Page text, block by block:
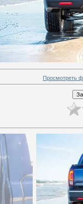
Просмотреть